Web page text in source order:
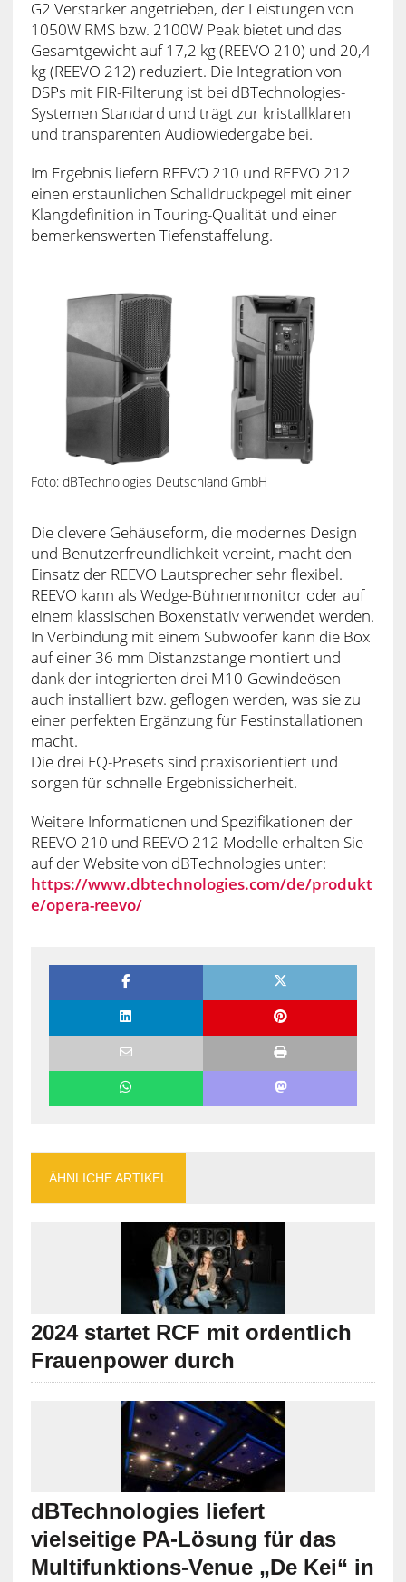
G2 Verstärker angetrieben, der Leistungen von
1050W RMS bzw. 2100W Peak bietet und das
Gesamtgewicht auf 17,2 kg (REEVO 210) und 20,4
kg (REEVO 212) reduziert. Die Integration von
DSPs mit FIR-Filterung ist bei dBTechnologies-
Systemen Standard und trägt zur kristallklaren
und transparenten Audiowiedergabe bei.
Im Ergebnis liefern REEVO 210 und REEVO 212
einen erstaunlichen Schalldruckpegel mit einer
Klangdefinition in Touring-Qualität und einer
bemerkenswerten Tiefenstaffelung.
Foto: dBTechnologies Deutschland GmbH
Die clevere Gehäuseform, die modernes Design
und Benutzerfreundlichkeit vereint, macht den
Einsatz der REEVO Lautsprecher sehr flexibel.
REEVO kann als Wedge-Bühnenmonitor oder auf
einem klassischen Boxenstativ verwendet werden.
In Verbindung mit einem Subwoofer kann die Box
auf einer 36 mm Distanzstange montiert und
dank der integrierten drei M10-Gewindeösen
auch installiert bzw. geflogen werden, was sie zu
einer perfekten Ergänzung für Festinstallationen
macht.
Die drei EQ-Presets sind praxisorientiert und
sorgen für schnelle Ergebnissicherheit.
Weitere Informationen und Spezifikationen der
REEVO 210 und REEVO 212 Modelle erhalten Sie
auf der Website von dBTechnologies unter:
https://www.dbtechnologies.com/de/produkt
e/opera-reevo/
ÄHNLICHE ARTIKEL
2024 startet RCF mit ordentlich
Frauenpower durch
dBTechnologies liefert
vielseitige PA-Lösung für das
Multifunktions-Venue „De Kei“ in